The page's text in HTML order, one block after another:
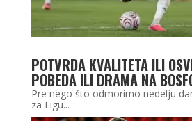
POTVRDA KVALITETA ILI
POBEDA ILI DRAMA NA
Pre nego što odmorimo nedelju
za Ligu...